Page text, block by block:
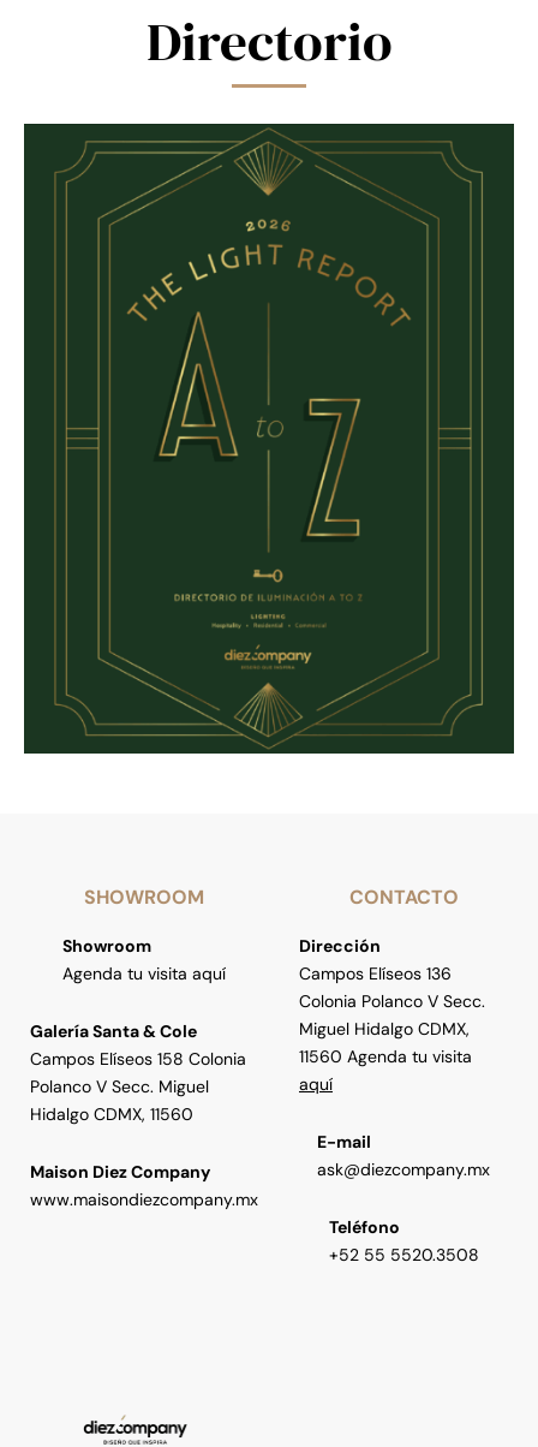
Directorio
SHOWROOM
Showroom
Agenda tu visita aquí
Galería Santa & Cole
Campos Elíseos 158 Colonia
Polanco V Secc. Miguel
Hidalgo CDMX, 11560
Maison Diez Company
www.maisondiezcompany.mx
CONTACTO
Dirección
Campos Elíseos 136
Colonia Polanco V Secc.
Miguel Hidalgo CDMX,
11560 Agenda tu visita
aquí
E-mail
ask@diezcompany.mx
Teléfono
+52 55 5520.3508